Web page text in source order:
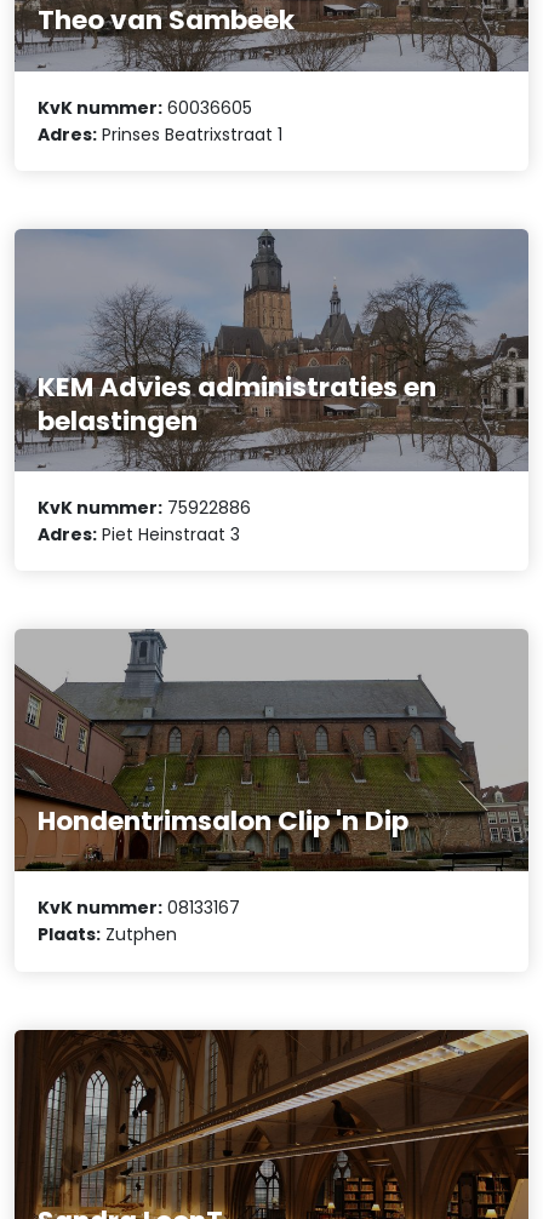
Theo van Sambeek
KvK nummer: 60036605
Adres: Prinses Beatrixstraat 1
KEM Advies administraties en
belastingen
KvK nummer: 75922886
Adres: Piet Heinstraat 3
Hondentrimsalon Clip 'n Dip
KvK nummer: 08133167
Plaats: Zutphen